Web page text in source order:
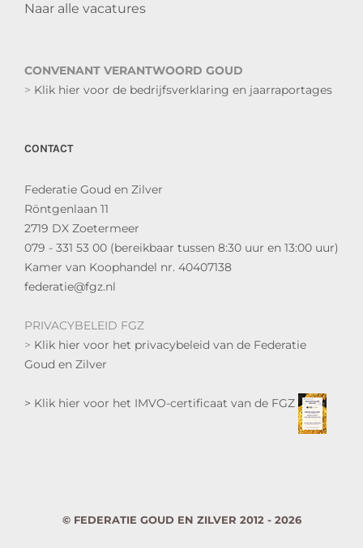
Naar alle vacatures
CONVENANT VERANTWOORD GOUD
> Klik hier voor de bedrijfsverklaring en jaarraportages
CONTACT
Federatie Goud en Zilver
Röntgenlaan 11
2719 DX Zoetermeer
079 - 331 53 00 (bereikbaar tussen 8:30 uur en 13:00 uur)
Kamer van Koophandel nr. 40407138
federatie@fgz.nl
PRIVACYBELEID FGZ
> Klik hier voor het privacybeleid van de Federatie
Goud en Zilver
> Klik hier voor het IMVO-certificaat van de FGZ
© FEDERATIE GOUD EN ZILVER 2012 - 2026